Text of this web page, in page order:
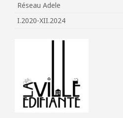
Réseau Adele
I.2020-XII.2024